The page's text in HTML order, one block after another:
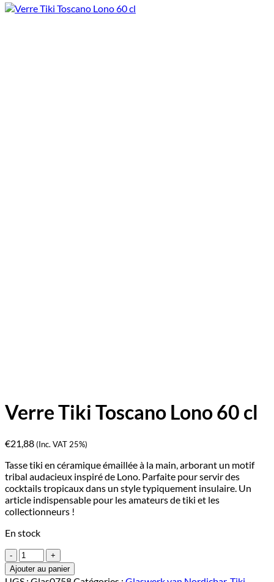
Verre Tiki Toscano Lono 60 cl
€21,88(Inc. VAT 25%)
Tasse tiki en céramique émaillée à la main, arborant un motif
tribal audacieux inspiré de Lono. Parfaite pour servir des
cocktails tropicaux dans un style typiquement insulaire. Un
article indispensable pour les amateurs de tiki et les
collectionneurs !
En stock
quantité
de
Verre
Ajouter au panier